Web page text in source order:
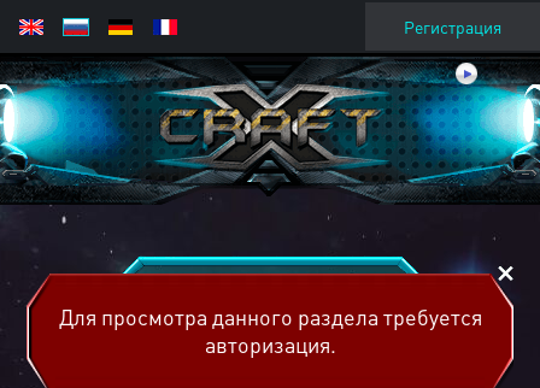
Регистрация
Для просмотра данного раздела требуется
авторизация.